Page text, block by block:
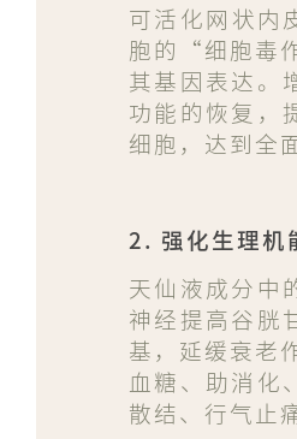
可活化网状内
胞的“细胞毒
其基因表达。
功能的恢复，
细胞，达到全
2. 强化生理
天仙液成分中
神经提高谷胱
基，延缓衰老
血糖、助消化
散结、行气止